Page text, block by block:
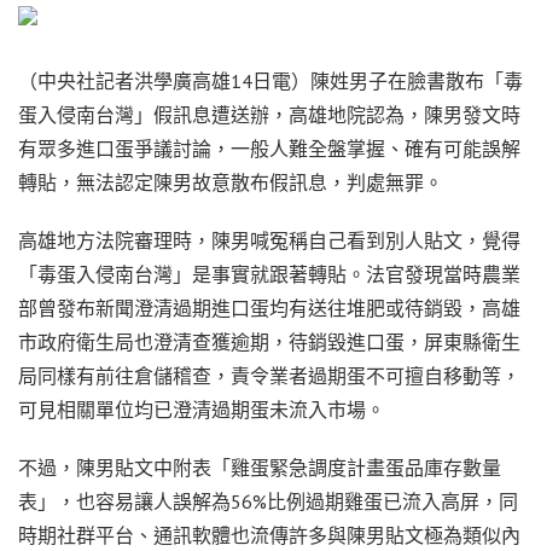
（中央社記者洪學廣高雄14日電）陳姓男子在臉書散布「毒
蛋入侵南台灣」假訊息遭送辦，高雄地院認為，陳男發文時
有眾多進口蛋爭議討論，一般人難全盤掌握、確有可能誤解
轉貼，無法認定陳男故意散布假訊息，判處無罪。
高雄地方法院審理時，陳男喊冤稱自己看到別人貼文，覺得
「毒蛋入侵南台灣」是事實就跟著轉貼。法官發現當時農業
部曾發布新聞澄清過期進口蛋均有送往堆肥或待銷毀，高雄
市政府衛生局也澄清查獲逾期，待銷毀進口蛋，屏東縣衛生
局同樣有前往倉儲稽查，責令業者過期蛋不可擅自移動等，
可見相關單位均已澄清過期蛋未流入市場。
不過，陳男貼文中附表「雞蛋緊急調度計畫蛋品庫存數量
表」，也容易讓人誤解為56%比例過期雞蛋已流入高屏，同
時期社群平台、通訊軟體也流傳許多與陳男貼文極為類似內